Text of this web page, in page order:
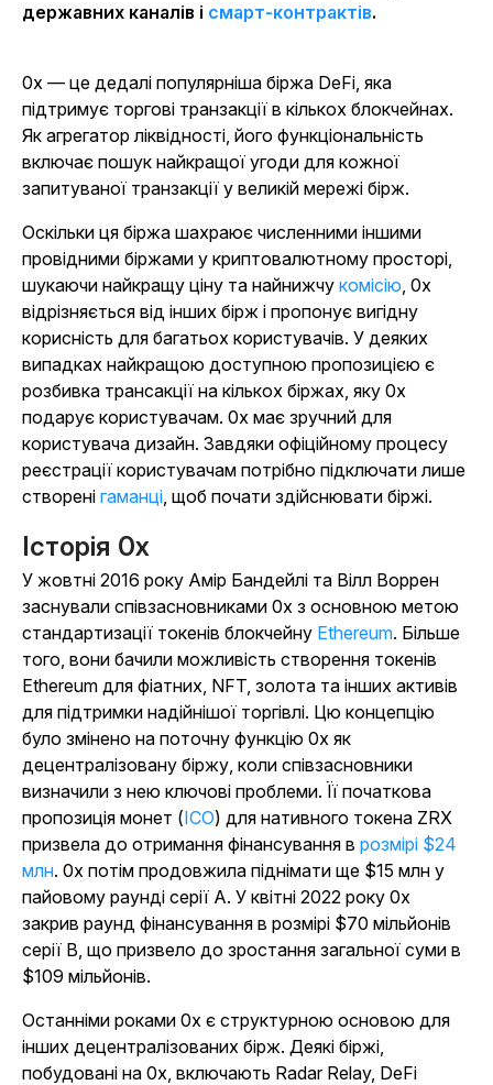
державних каналів і смарт-контрактів.
0x — це дедалі популярніша біржа DeFi, яка
підтримує торгові транзакції в кількох блокчейнах.
Як агрегатор ліквідності, його функціональність
включає пошук найкращої угоди для кожної
запитуваної транзакції у великій мережі бірж.
Оскільки ця біржа шахраює численними іншими
провідними біржами у криптовалютному просторі,
шукаючи найкращу ціну та найнижчу комісію, 0x
відрізняється від інших бірж і пропонує вигідну
корисність для багатьох користувачів. У деяких
випадках найкращою доступною пропозицією є
розбивка трансакції на кількох біржах, яку 0x
подарує користувачам. 0x має зручний для
користувача дизайн. Завдяки офіційному процесу
реєстрації користувачам потрібно підключати лише
створені гаманці, щоб почати здійснювати біржі.
Історія 0x
У жовтні 2016 року Амір Бандейлі та Вілл Воррен
заснували співзасновниками 0x з основною метою
стандартизації токенів блокчейну Ethereum. Більше
того, вони бачили можливість створення токенів
Ethereum для фіатних, NFT, золота та інших активів
для підтримки надійнішої торгівлі. Цю концепцію
було змінено на поточну функцію 0x як
децентралізовану біржу, коли співзасновники
визначили з нею ключові проблеми. Її початкова
пропозиція монет (ICO) для нативного токена ZRX
призвела до отримання фінансування в розмірі $24
млн. 0x потім продовжила піднімати ще $15 млн у
пайовому раунді серії A. У квітні 2022 року 0x
закрив раунд фінансування в розмірі $70 мільйонів
серії B, що призвело до зростання загальної суми в
$109 мільйонів.
Останніми роками 0x є структурною основою для
інших децентралізованих бірж. Деякі біржі,
побудовані на 0x, включають Radar Relay, DeFi